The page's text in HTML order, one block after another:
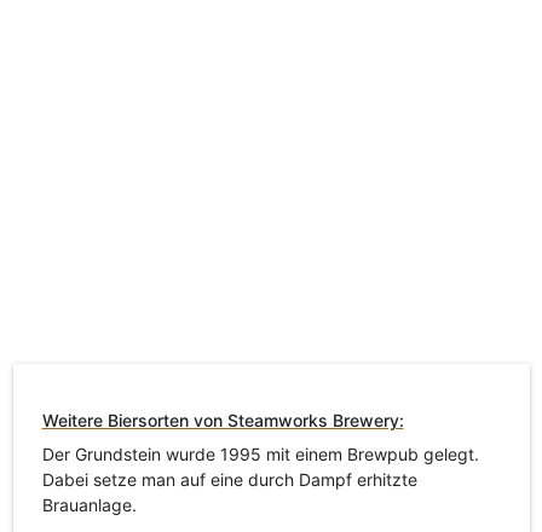
Weitere Biersorten von Steamworks Brewery:
Der Grundstein wurde 1995 mit einem Brewpub gelegt.
Dabei setze man auf eine durch Dampf erhitzte
Brauanlage.